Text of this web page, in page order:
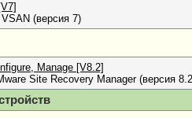
(версия 7)
Manage [V8.2]
Site Recovery Manager (версия